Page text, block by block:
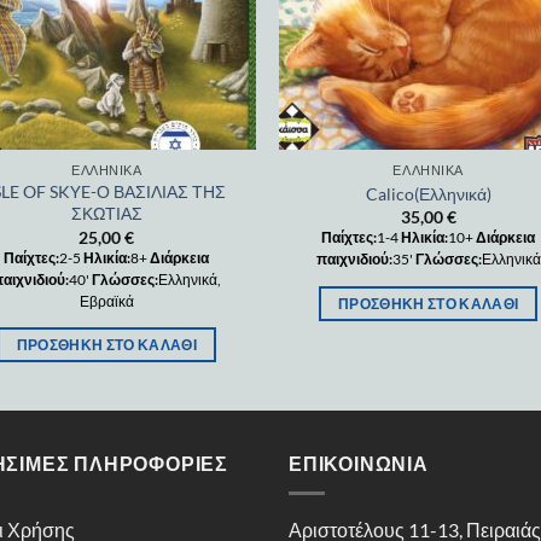
ΕΛΛΗΝΙΚΆ
OF SKYE-Ο ΒΑΣΙΛΙΑΣ ΤΗΣ
ΣΚΩΤΙΑΣ
25,00€
Παίχτες:2-5Ηλικία:8+Διάρκεια
40' Γλώσσες:Ελληνικά,
Εβραϊκά
ΠΡΟΣΘΉΚΗ ΣΤΟ ΚΑΛΆΘΙ
ΕΛΛΗΝΙΚΆ
Calico(Ελληνικά)
35,00€
Παίχτες:1-4 Ηλικία:10+Διάρκεια
παιχνιδιού:35' Γλώσσες:Ελληνικά
ΠΡΟΣΘΉΚΗ ΣΤΟ ΚΑΛΆΘΙ
ΠΛΗΡΟΦΟΡΊΕΣ
Χρήσης
ΕΠΙΚΟΙΝΩΝΊΑ
Αριστοτέλους 11-13,